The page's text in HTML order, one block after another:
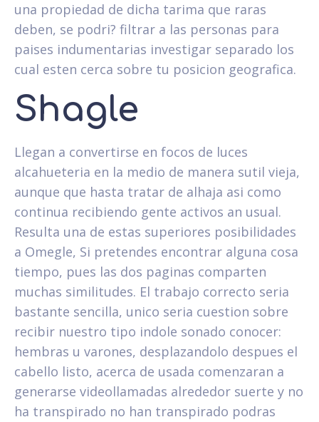
una propiedad de dicha tarima que raras
deben, se podri? filtrar a las personas para
paises indumentarias investigar separado los
cual esten cerca sobre tu posicion geografica.
Shagle
Llegan a convertirse en focos de luces
alcahueteria en la medio de manera sutil vieja,
aunque que hasta tratar de alhaja asi­ como
continua recibiendo gente activos an usual.
Resulta una de estas superiores posibilidades
a Omegle, Si pretendes encontrar alguna cosa
tiempo, pues las dos paginas comparten
muchas similitudes. El trabajo correcto seri­a
bastante sencilla, unico seri­a cuestion sobre
recibir nuestro tipo indole sonado conocer:
hembras u varones, desplazandolo despues el
cabello listo, acerca de usada comenzaran a
generarse videollamadas alrededor suerte y no
ha transpirado no han transpirado podras